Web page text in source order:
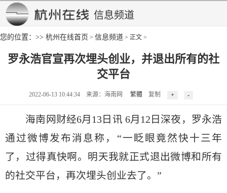
信息频道
您的位置：>> 杭州在线首页 > 信息频道 > 正文 >
罗永浩官宣再次埋头创业，并退出所有的社
交平台
2022-06-13 10:44:34 来源：海南网 繁體 复制
海南网财经6月13日讯 6月12日深夜，罗永浩
通过微博发布消息称，“一眨眼竟然快十三年
了，过得真快啊。明天我就正式退出微博和所有
的社交平台，再次埋头创业去了。”